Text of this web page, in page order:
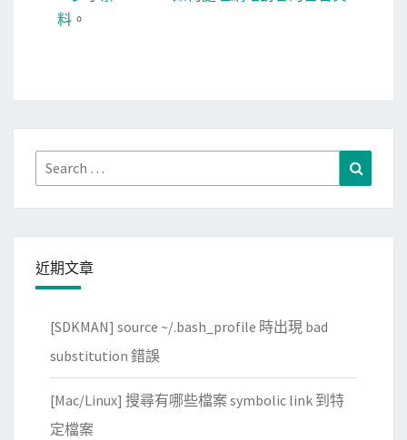
料 。
Search
for:
近期文章
[SDKMAN] source ~/.bash_profile 時出現 bad
substitution 錯誤
[Mac/Linux] 搜尋有哪些檔案 symbolic link 到特
定檔案